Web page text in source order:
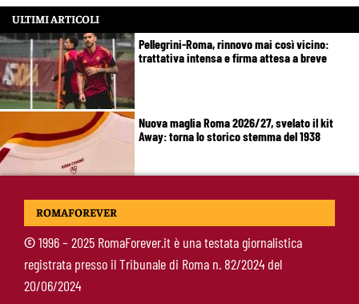
ULTIMI ARTICOLI
Pellegrini-Roma, rinnovo mai così vicino:
trattativa intensa e firma attesa a breve
Nuova maglia Roma 2026/27, svelato il kit
Away: torna lo storico stemma del 1938
Alajbegovic, Pjanic svela il ruolo: perché il
Juventus
ROMAFOREVER
©1996 – 2025 RomaForever.it è una testata giornalistica
registrata presso il Tribunale di Roma n. 82/2024 del
20/06/2024